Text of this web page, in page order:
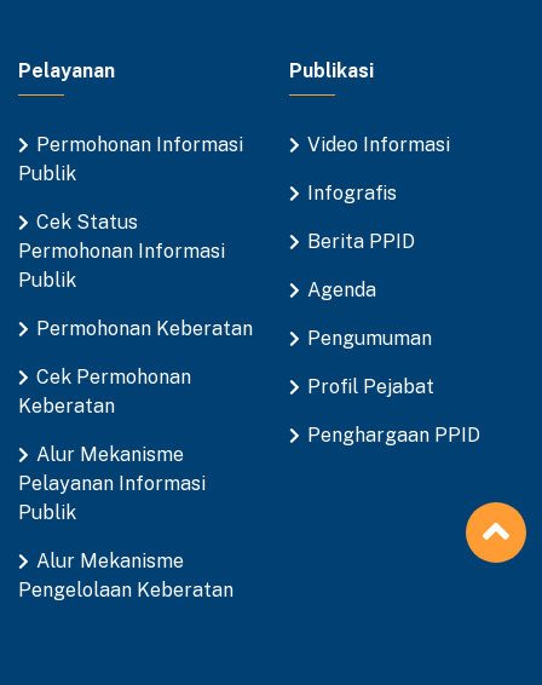
Pelayanan
Permohonan Informasi
Publik
Cek Status
Permohonan Informasi
Publik
Permohonan Keberatan
Cek Permohonan
Keberatan
Alur Mekanisme
Pelayanan Informasi
Publik
Alur Mekanisme
Pengelolaan Keberatan
Publikasi
Video Informasi
Infografis
Berita PPID
Agenda
Pengumuman
Profil Pejabat
Penghargaan PPID